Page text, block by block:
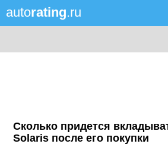
autorating.ru
Сколько придется
Solaris после его покупки